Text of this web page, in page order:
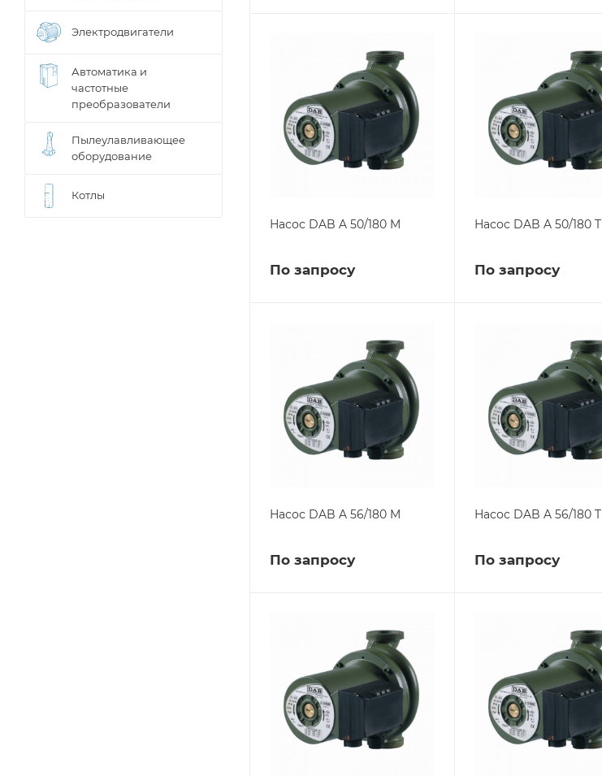
Насос DAB A 50/180 M
По запросу
Насос DAB A 50/180 T
По запросу
Насос DAB A 56/180 M
По запросу
Насос DAB A 56/180 T
По запросу
Электродвигатели
Автоматика и
частотные
преобразователи
Пылеулавливающее
оборудование
Котлы